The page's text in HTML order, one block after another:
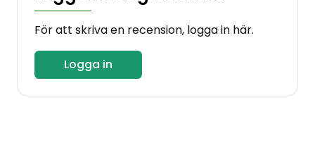
För att skriva en recension, logga in här.
Logga in